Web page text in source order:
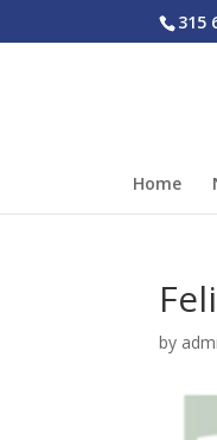
315
Home
by